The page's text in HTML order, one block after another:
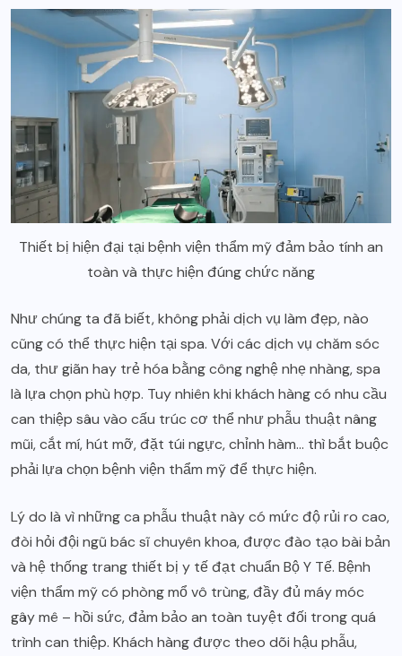
Thiết bị hiện đại tại bệnh viện thẩm mỹ đảm bảo tính an
toàn và thực hiện đúng chức năng
Như chúng ta đã biết, không phải dịch vụ làm đẹp, nào
cũng có thể thực hiện tại spa. Với các dịch vụ chăm sóc
da, thư giãn hay trẻ hóa bằng công nghệ nhẹ nhàng, spa
là lựa chọn phù hợp. Tuy nhiên khi khách hàng có nhu cầu
can thiệp sâu vào cấu trúc cơ thể như phẫu thuật nâng
mũi, cắt mí, hút mỡ, đặt túi ngực, chỉnh hàm… thì bắt buộc
phải lựa chọn bệnh viện thẩm mỹ để thực hiện.
Lý do là vì những ca phẫu thuật này có mức độ rủi ro cao,
đòi hỏi đội ngũ bác sĩ chuyên khoa, được đào tạo bài bản
và hệ thống trang thiết bị y tế đạt chuẩn Bộ Y Tế. Bệnh
viện thẩm mỹ có phòng mổ vô trùng, đầy đủ máy móc
gây mê – hồi sức, đảm bảo an toàn tuyệt đối trong quá
trình can thiệp. Khách hàng được theo dõi hậu phẫu,